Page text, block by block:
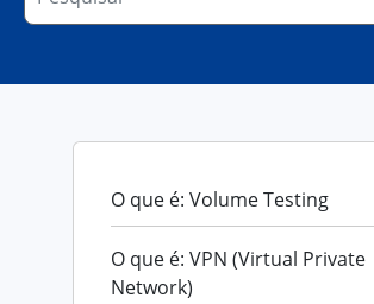
O que é: Volume Testing
O que é: VPN (Virtual Private
Network)